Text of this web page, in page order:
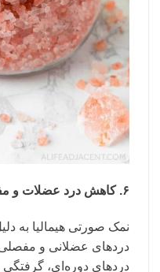
۶. کاهش درد عضلات و مفاصل
نمک صورتی هیمالیا به
دردهای عضلانی و
دردهای دوره‌ای، گرفتگی